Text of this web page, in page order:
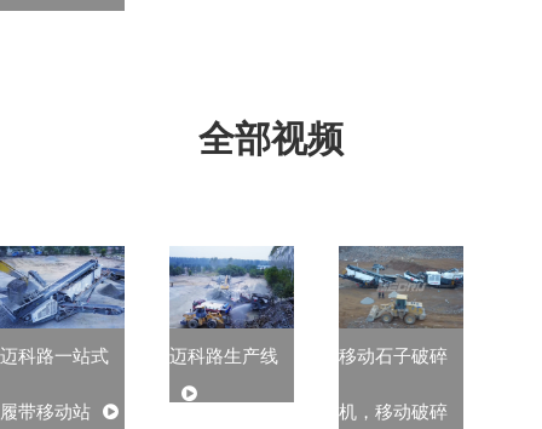
全部视频
迈科路一站式
履带移动站
迈科路生产线 移动石子破碎
机，移动破碎